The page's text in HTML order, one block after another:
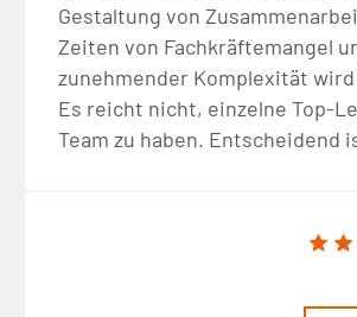
Gestaltung von
Zeiten von Fachkräftemangel
zunehmender Komplexität
Es reicht nicht, einzelne Top-
Team zu haben. Entscheidend